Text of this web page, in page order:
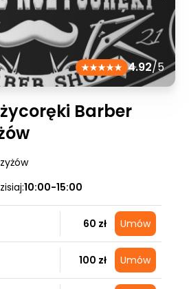
4.92/5
Barber
10:00-15:00
60 zł Umów
100 zł Umów